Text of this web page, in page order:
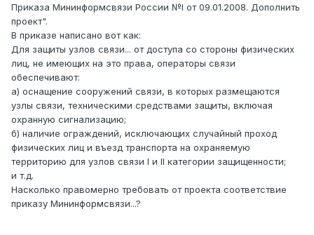
Приказа Мининформсвязи России №l от 09.01.2008. Дополнить
проект".
В приказе написано вот как:
Для защиты узлов связи... от доступа со стороны физических
лиц, не имеющих на это права, операторы связи
обеспечивают:
а) оснащение сооружений связи, в которых размещаются
узлы связи, техническими средствами защиты, включая
охранную сигнализацию;
б) наличие ограждений, исключающих случайный проход
физических лиц и въезд транспорта на охраняемую
территорию для узлов связи I и II категории защищенности;
и т.д.
Насколько правомерно требовать от проекта соответствие
приказу Мининформсвязи...?